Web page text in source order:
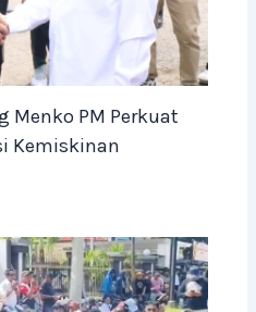
Menko PM Perkuat
Kemiskinan